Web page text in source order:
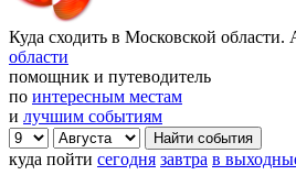
Куда сходить в Московской
области
помощник и путеводитель
по интересным местам
и лучшим событиям
куда пойти сегодня завтра в